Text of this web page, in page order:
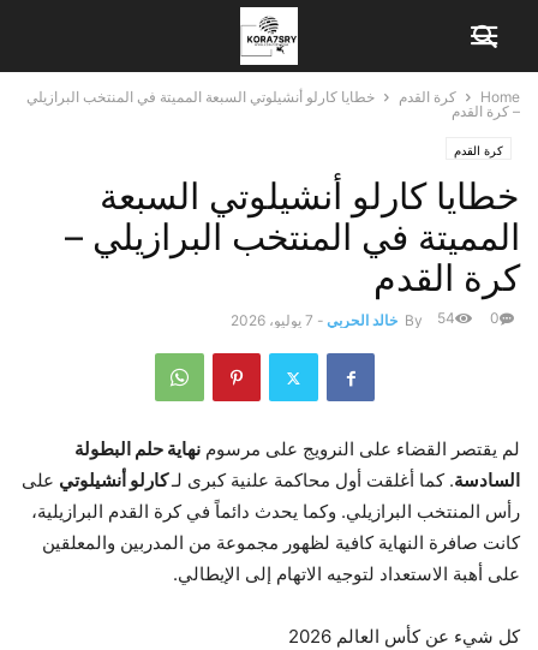
Home كرة القدم
خطايا كارلو أنشيلوتي السبعة المميتة في المنتخب البرازيلي
– كرة القدم
كرة القدم
خطايا كارلو أنشيلوتي السبعة
المميتة في المنتخب البرازيلي –
كرة القدم
By خالد الحربي - 7 يوليو، 2026 0
54
لم يقتصر القضاء على النرويج على مرسوم نهاية حلم البطولة
السادسة. كما أغلقت أول محاكمة علنية كبرى لـكارلو أنشيلوتي على
رأس المنتخب البرازيلي. وكما يحدث دائماً في كرة القدم البرازيلية،
كانت صافرة النهاية كافية لظهور مجموعة من المدربين والمعلقين
على أهبة الاستعداد لتوجيه الاتهام إلى الإيطالي.
كل شيء عن كأس العالم 2026